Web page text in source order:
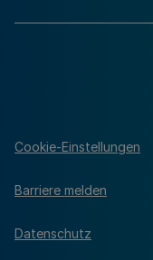
Cookie-Einstellungen
Barriere melden
Datenschutz